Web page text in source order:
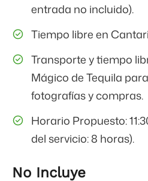
entrada no incluido).
Tiempo libre en
Transporte y tiempo
Mágico de Tequila
fotografías y compras.
Horario Propuesto:
del servicio: 8 horas).
No Incluye